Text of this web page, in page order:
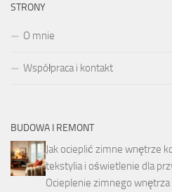
STRONY
O mnie
Współpraca i kontakt
BUDOWA I REMONT
Jak ocieplić zimne wnętrze
tekstylia i oświetlenie dla
Ocieplenie zimnego